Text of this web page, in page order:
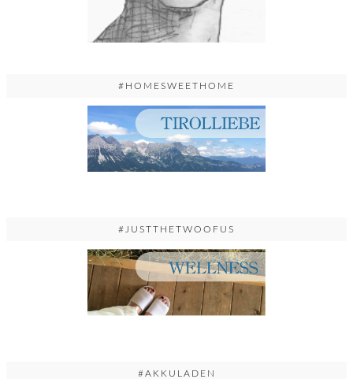
#HOMESWEETHOME
#JUSTTHETWOOFUS
#AKKULADEN